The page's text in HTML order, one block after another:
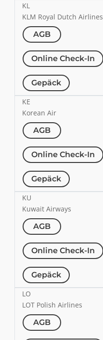
KL
KLM Royal Dutch Airlines
AGB
Online Check-In
Gepäck
KE
Korean Air
AGB
Online Check-In
Gepäck
KU
Kuwait Airways
AGB
Online Check-In
Gepäck
LO
LOT Polish Airlines
AGB